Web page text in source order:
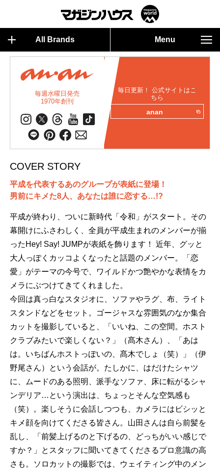
All Brands Menu
毎週水曜日発売
1970年創刊
毎日更新！ 公式サイトはこ
ちら
anan
COVER STORY
平成を代表するあのグループが表紙に登場！
男前にキメた8人、あなたは誰に恋する…!?
平成が終わり、ついに新時代「令和」がスタート。その
幕開けにふさわしく、全員が平成生まれのメンバーが揃
ったHey! Say! JUMPが表紙を飾ります！ 近年、グッと
大人っぽくカッコよくなったと話題のメンバー。「恋
愛」がテーマの今号で、ワイルドかつ艶やかな表情をカ
メラにぶつけてきてくれました。
今回は真っ白なスタジオに、ソファやラグ、布、ライト
スタンドなどをセット。ゴージャスな雰囲気のなか集合
カットを撮影していると、「いいね、この空間。ホスト
クラブみたいで楽しくない？」（髙木さん）、「あは
は。いちばんホストっぽいの、髙木でしょ（笑）」（伊
野尾さん）という会話が。たしかに、はだけたシャツ
に、ムードのある照明、派手なソファ、床に転がるシャ
ンデリア…という演出は、ちょっとそんな空気感も
（笑）。楽しそうに会話しつつも、カメラにはビシッと
キメ顔を向けてくださる皆さん。山田さんは自ら前髪を
乱し、「前髪上げるのと下げるの、どっちがいい感じで
すか？」とスタッフに聞いてきてくださるプロ意識の高
さも。ソロカットの撮影では、ウェイティング中のメン